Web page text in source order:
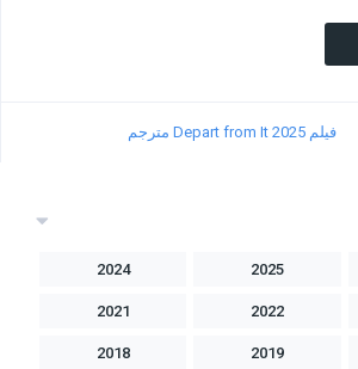
فيلم Depart from It 2025 مترجم
2025
2024
2022
2021
2019
2018